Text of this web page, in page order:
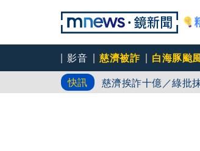
影音 慈濟被詐 白海豚颱
快訊
白海豚路徑又南修！
慈濟挨詐十億／綠批